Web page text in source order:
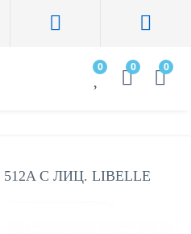
0 0 0
С ЛИЦ. LIBELLE